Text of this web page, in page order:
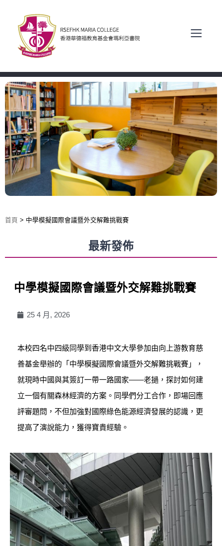
首頁 > 中學模擬國際會議暨外交解難挑戰賽
最新發佈
中學模擬國際會議暨外交解難挑戰賽
25 4 月, 2026
本校四名中四級同學到香港中文大學參加由向上游教育慈
善基金舉辦的「中學模擬國際會議暨外交解難挑戰賽」，
就現時中國與其簽訂一帶一路國家——老撾，探討如何建
立一個有關森林經濟的方案。同學們分工合作，即場回應
評審題問，不但加強對國際綠色能源經濟發展的認識，更
提高了演說能力，獲得寶貴經驗。